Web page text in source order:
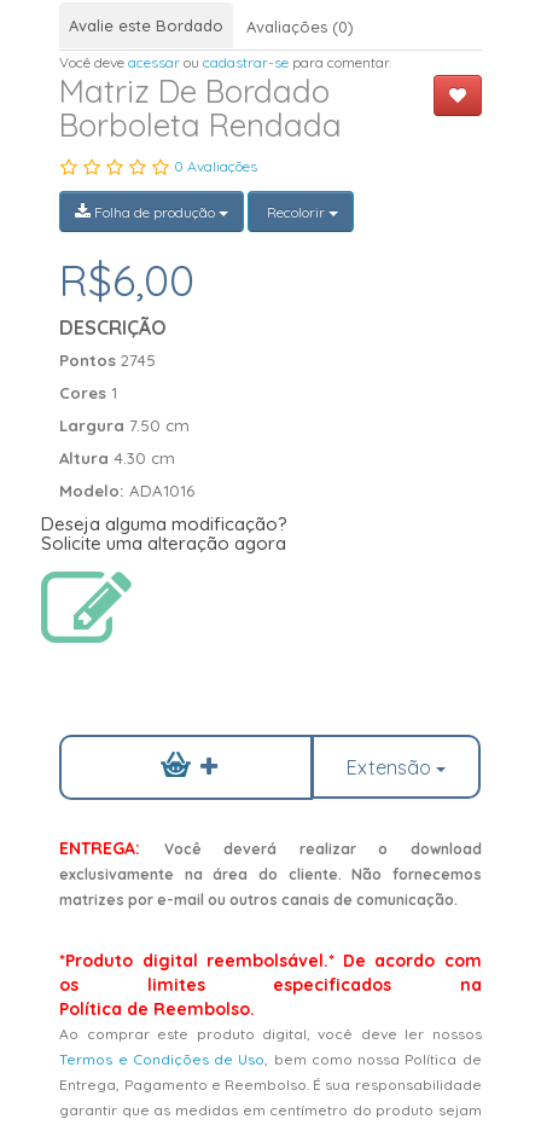
Avalie este Bordado Avaliações (0)
Você deveacessar oucadastrar-se para comentar.
Matriz De Bordado
Borboleta Rendada
0 Avaliações
Folha de produção Recolorir
R$6,00
DESCRIÇÃO
Pontos2745
Cores 1
Largura 7.50 cm
Altura4.30 cm
Modelo: ADA1016
Deseja alguma modificação?
Solicite uma alteração agora
Extensão
ENTREGA:
Você deverá realizar o download
exclusivamente na área do cliente. Não fornecemos
matrizes por e-mail ou outros canais de comunicação.
*Produto digital reembolsável.* De acordo com
os limites especificados na
Política de Reembolso.
Ao comprar este produto digital, você deve ler nossos
Termos e Condições de Uso, bem como nossa Política de
Entrega, Pagamento e Reembolso. É sua responsabilidade
garantir que as medidas em centímetro do produto sejam